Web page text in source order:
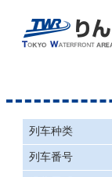
列车种类
列车番号